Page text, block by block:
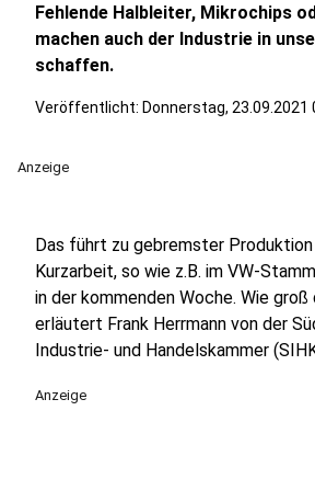
Fehlende Halbleiter, Mikrochips
machen auch der Industrie in
schaffen.
Veröffentlicht: Donnerstag, 23.09.2021
Anzeige
Das führt zu gebremster
Kurzarbeit, so wie z.B. im VW-
in der kommenden Woche. Wie
erläutert Frank Herrmann von der
Industrie- und Handelskammer
Anzeige